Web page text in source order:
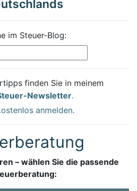
im Steuer-Blog:
finden Sie in meinem
Newsletter.
anmelden.
– wählen Sie die passende